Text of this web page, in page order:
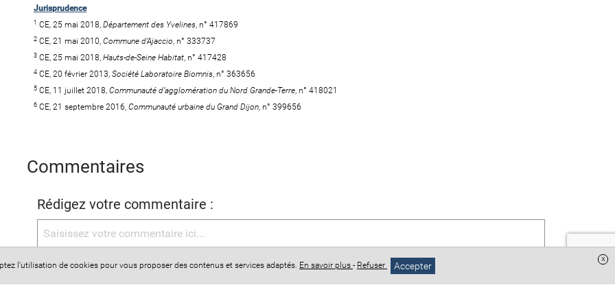
Jurisprudence
1 CE, 25 mai 2018, Département des Yvelines, n° 417869
2CE, 21 mai 2010, Commune d’Ajaccio, n° 333737
3CE, 25 mai 2018, Hauts-de-Seine Habitat, n° 417428
4CE, 20 février 2013, Société Laboratoire Biomnis, n° 363656
5 CE, 11 juillet 2018, Communauté d’agglomération du Nord Grande-Terre, n° 418021
6CE, 21 septembre 2016, Communauté urbaine du Grand Dijon, n° 399656
Commentaires
Rédigez votre commentaire :
l'utilisation de cookies pour vous proposer des contenus et services adaptés. En savoir plus - Refuser Accepter
x